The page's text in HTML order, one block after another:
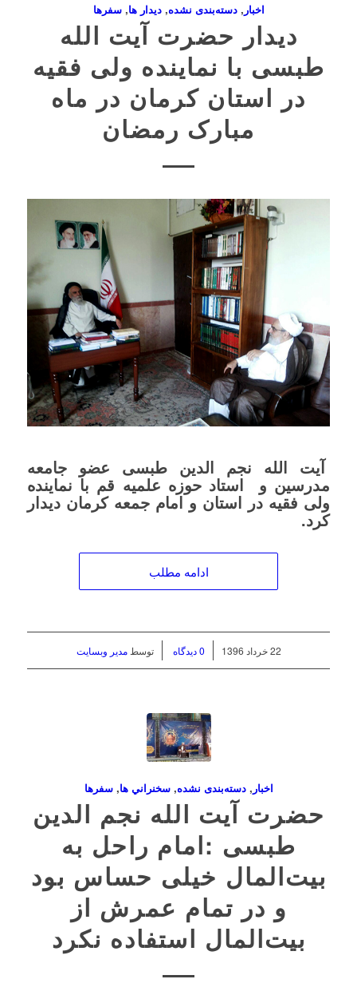
اخبار ,دسته‌بندی نشده,دیدار ها,سفرها
دیدار حضرت آیت الله
طبسی با نماینده ولی فقیه
در استان کرمان در ماه
مبارک رمضان
آیت الله نجم الدین طبسی عضو جامعه
مدرسین و استاد حوزه علمیه قم با نماینده
ولی فقیه در استان و امام جمعه کرمان دیدار
کرد.
ادامه مطلب
22 خرداد 1396 / 0 دیدگاه توسطمدیر وبسایت
اخبار ,دسته‌بندی نشده,سخنراني ها,سفرها
حضرت آیت الله نجم الدین
طبسی :امام راحل به
بیت‌المال خیلی حساس بود
و در تمام عمرش از
بیت‌المال استفاده نکرد